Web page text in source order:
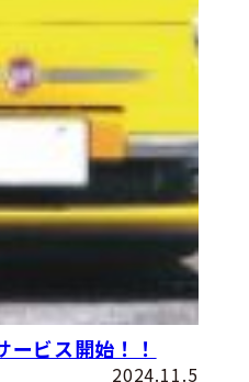
ビス開始！！
2024.11.5